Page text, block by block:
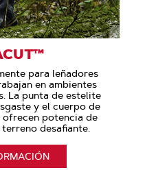
para leñadores
en ambientes
La punta de estelite
y el cuerpo de
potencia de
desafiante.